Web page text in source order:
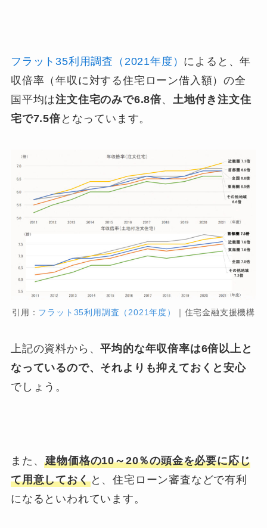
フラット35利用調査（2021年度） によると、年
収倍率（年収に対する住宅ローン借入額）の全
国平均は注文住宅のみで6.8倍、 土地付き注文住
宅で7.5倍 となっています。
引用： フラット35利用調査（2021年度） ｜住宅金融支援機構
上記の資料から、平均的な年収倍率は6倍以上と
なっているので、それよりも抑えておくと安心
でしょう。
また、建物価格の10～20％の頭金を必要に応じ
て用意しておくと、住宅ローン審査などで有利
になるといわれています。